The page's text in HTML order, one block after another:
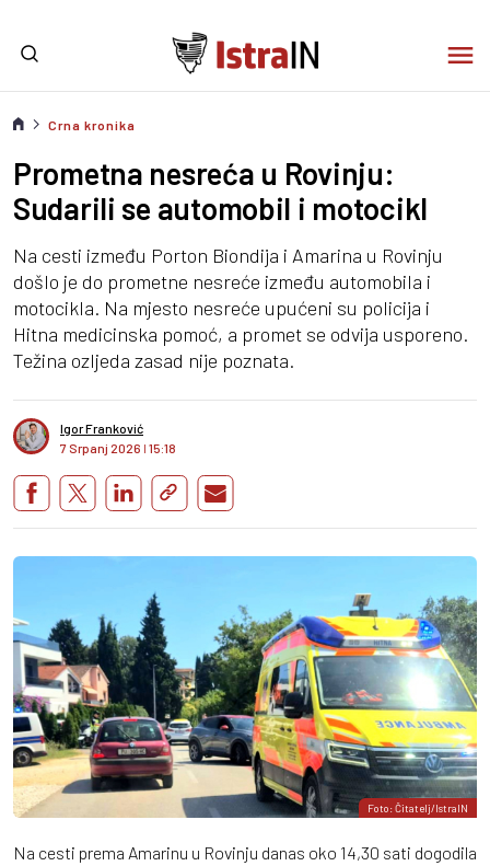
Crna kronika
Prometna nesreća u Rovinju:
Sudarili se automobil i motocikl
Na cesti između Porton Biondija i Amarina u Rovinju
došlo je do prometne nesreće između automobila i
motocikla. Na mjesto nesreće upućeni su policija i
Hitna medicinska pomoć, a promet se odvija usporeno.
Težina ozljeda zasad nije poznata.
Igor Franković
7 Srpanj 2026 I 15:18
Foto: Čitatelj/IstraIN
Na cesti prema Amarinu u Rovinju danas oko 14,30 sati dogodila